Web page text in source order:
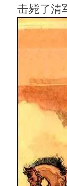
击毙了清